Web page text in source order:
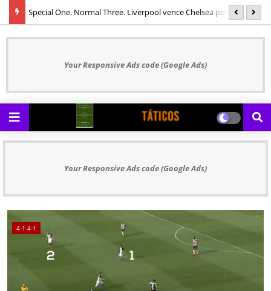
Special One. Normal Three. Liverpool vence Chelsea por 3 a 1
Your Responsive Ads code (Google Ads)
Your Responsive Ads code (Google Ads)
4-1-4-1